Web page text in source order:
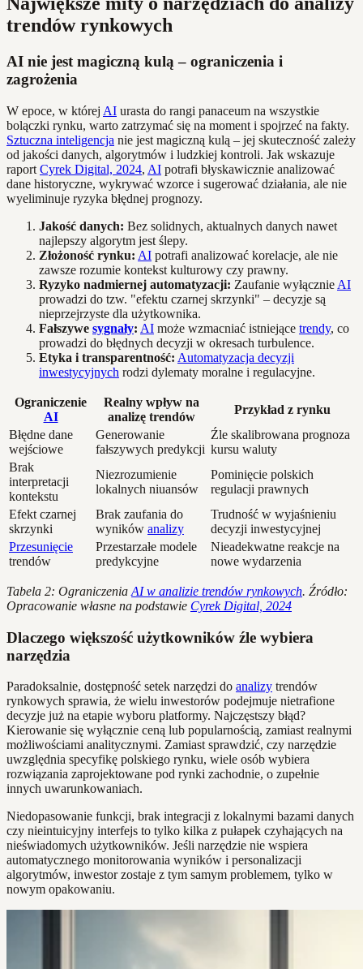
trendów rynkowych
AI nie jest magiczną kulą – ograniczenia i
zagrożenia
W epoce, w której AI urasta do rangi panaceum na wszystkie
bolączki rynku, warto zatrzymać się na moment i spojrzeć na fakty.
Sztuczna inteligencja nie jest magiczną kulą – jej skuteczność zależy
od jakości danych, algorytmów i ludzkiej kontroli. Jak wskazuje
raport Cyrek Digital, 2024, AI potrafi błyskawicznie analizować
dane historyczne, wykrywać wzorce i sugerować działania, ale nie
wyeliminuje ryzyka błędnej prognozy.
Jakość danych: Bez solidnych, aktualnych danych nawet
najlepszy algorytm jest ślepy.
Złożoność rynku: AI potrafi analizować korelacje, ale nie
zawsze rozumie kontekst kulturowy czy prawny.
Ryzyko nadmiernej automatyzacji: Zaufanie wyłącznie AI
prowadzi do tzw. "efektu czarnej skrzynki" – decyzje są
nieprzejrzyste dla użytkownika.
Fałszywe sygnały: AI może wzmacniać istniejące trendy, co
prowadzi do błędnych decyzji w okresach turbulence.
Etyka i transparentność: Automatyzacja decyzji
inwestycyjnych rodzi dylematy moralne i regulacyjne.
Ograniczenie
AI
Realny wpływ na
analizę trendów
Przykład z rynku
Błędne dane
wejściowe
Generowanie
fałszywych predykcji
Źle skalibrowana prognoza
kursu waluty
Brak
interpretacji
kontekstu
Niezrozumienie
lokalnych niuansów
Pominięcie polskich
regulacji prawnych
Efekt czarnej
skrzynki
Brak zaufania do
wyników analizy
Trudność w wyjaśnieniu
decyzji inwestycyjnej
Przesunięcie
trendów
Przestarzałe modele
predykcyjne
Nieadekwatne reakcje na
nowe wydarzenia
Tabela 2: Ograniczenia AI w analizie trendów rynkowych. Źródło:
Opracowanie własne na podstawie Cyrek Digital, 2024
Dlaczego większość użytkowników źle wybiera
narzędzia
Paradoksalnie, dostępność setek narzędzi do analizy trendów
rynkowych sprawia, że wielu inwestorów podejmuje nietrafione
decyzje już na etapie wyboru platformy. Najczęstszy błąd?
Kierowanie się wyłącznie ceną lub popularnością, zamiast realnymi
możliwościami analitycznymi. Zamiast sprawdzić, czy narzędzie
uwzględnia specyfikę polskiego rynku, wiele osób wybiera
rozwiązania zaprojektowane pod rynki zachodnie, o zupełnie
innych uwarunkowaniach.
Niedopasowanie funkcji, brak integracji z lokalnymi bazami danych
czy nieintuicyjny interfejs to tylko kilka z pułapek czyhających na
nieświadomych użytkowników. Jeśli narzędzie nie wspiera
automatycznego monitorowania wyników i personalizacji
algorytmów, inwestor zostaje z tym samym problemem, tylko w
nowym opakowaniu.